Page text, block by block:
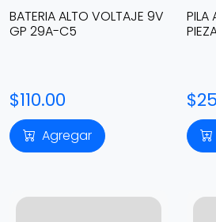
BATERIA ALTO VOLTAJE 9V
GP 29A-C5
$110.00
Agregar
PILA